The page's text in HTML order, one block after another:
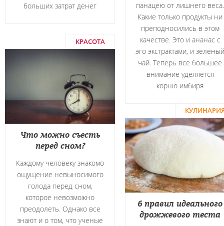
больших затрат денег
панацею от лишнего веса.
Какие только продукты ни
преподносились в этом
качестве. Это и ананас с
эго экстрактами, и зеленый
чай. Теперь все большее
внимание уделяется
корню имбиря
КРАСОТА
Что можно съесть
перед сном?
Каждому человеку знакомо
ощущение невыносимого
голода перед сном,
которое невозможно
преодолеть. Однако все
знают и о том, что ученые
6 правил идеального
дрожжевого теста